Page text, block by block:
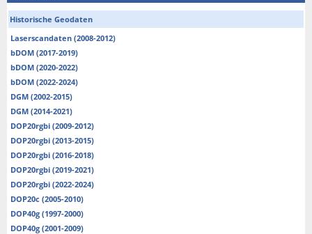
Historische Geodaten
Laserscandaten (2008-2012)
bDOM (2017-2019)
bDOM (2020-2022)
bDOM (2022-2024)
DGM (2002-2015)
DGM (2014-2021)
DOP20rgbi (2009-2012)
DOP20rgbi (2013-2015)
DOP20rgbi (2016-2018)
DOP20rgbi (2019-2021)
DOP20rgbi (2022-2024)
DOP20c (2005-2010)
DOP40g (1997-2000)
DOP40g (2001-2009)